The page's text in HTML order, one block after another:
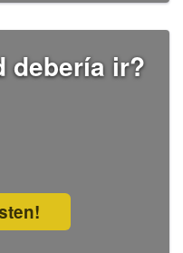
debería ir?